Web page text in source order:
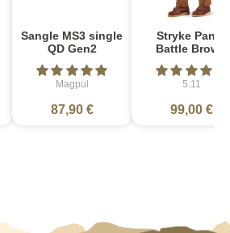
Sangle MS3 single
QD Gen2
Magpul
87,90 €
Stryke Pant -
Battle Brown
5.11
99,00 €